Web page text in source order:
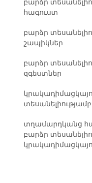
բարձր
հագուստ
բարձր
շապիկներ
բարձր
զգեստներ
տղամարդկանց
բարձր